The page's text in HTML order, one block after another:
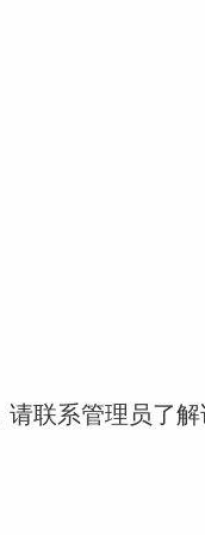
联系管理员了